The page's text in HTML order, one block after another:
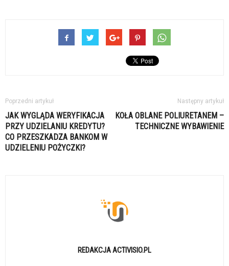
Poprzedni artykuł
JAK WYGLĄDA WERYFIKACJA
PRZY UDZIELANIU KREDYTU?
CO PRZESZKADZA BANKOM W
UDZIELENIU POŻYCZKI?
Następny artykuł
KOŁA OBLANE POLIURETANEM –
TECHNICZNE WYBAWIENIE
REDAKCJA ACTIVISIO.PL